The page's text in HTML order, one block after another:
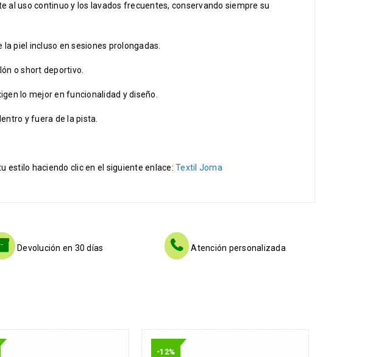
al uso continuo y los lavados frecuentes, conservando siempre su
piel incluso en sesiones prolongadas.
o short deportivo.
lo mejor en funcionalidad y diseño.
y fuera de la pista.
estilo haciendo clic en el siguiente enlace: Textil Joma
Devolución en 30 días Atención personalizada
-12%